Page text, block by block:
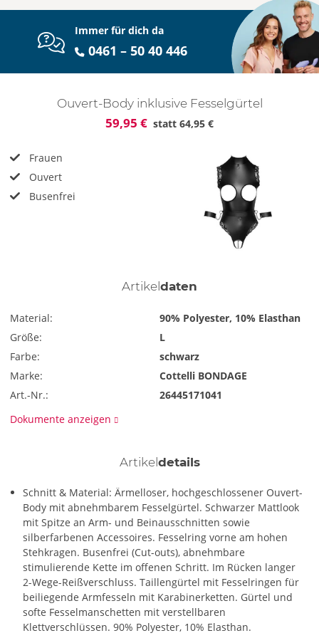
Immer für dich da
0461 – 50 40 446
Ouvert-Body inklusive Fesselgürtel
59,95 € statt 64,95 €
Frauen
Ouvert
Busenfrei
Artikeldaten
Material:
90% Polyester, 10% Elasthan
Größe:
L
Farbe:
schwarz
Marke:
Cottelli BONDAGE
Art.-Nr.:
26445171041
Dokumente anzeigen
Artikeldetails
Schnitt & Material: Ärmelloser, hochgeschlossener Ouvert-
Body mit abnehmbarem Fesselgürtel. Schwarzer Mattlook
mit Spitze an Arm- und Beinausschnitten sowie
silberfarbenen Accessoires. Fesselring vorne am hohen
Stehkragen. Busenfrei (Cut-outs), abnehmbare
stimulierende Kette im offenen Schritt. Im Rücken langer
2-Wege-Reißverschluss. Taillengürtel mit Fesselringen für
beiliegende Armfesseln mit Karabinerketten. Gürtel und
softe Fesselmanschetten mit verstellbaren
Klettverschlüssen. 90% Polyester, 10% Elasthan.